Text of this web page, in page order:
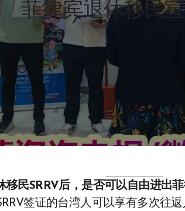
菲律宾退休移民
移民SRRV后，是否可以自由进出
签证的台湾人可以享有多次往